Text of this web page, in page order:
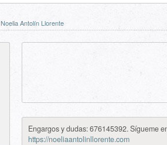
Noelia Antolín Llorente
Noelia Antolín
Engargos y dudas: 676145392. Sígueme
https://noeliaantolinllorente.com